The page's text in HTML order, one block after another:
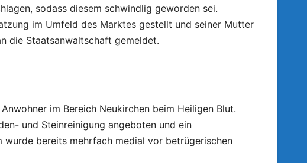
sodass diesem schwindlig geworden sei.
im Umfeld des Marktes gestellt und seiner Mutter
die Staatsanwaltschaft gemeldet.
im Bereich Neukirchen beim Heiligen Blut.
und Steinreinigung angeboten und ein
bereits mehrfach medial vor betrügerischen